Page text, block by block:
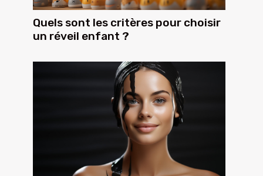
Quels sont les critères pour choisir
un réveil enfant ?